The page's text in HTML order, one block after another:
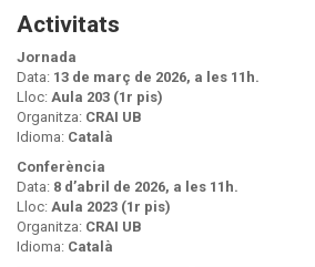
Activitats
Jornada
Data: 13 de març de 2026, a les 11h.
Lloc: Aula 203 (1r pis)
Organitza: CRAI UB
Idioma: Català
Conferència
Data: 8 d’abril de 2026, a les 11h.
Lloc: Aula 2023 (1r pis)
Organitza: CRAI UB
Idioma: Català